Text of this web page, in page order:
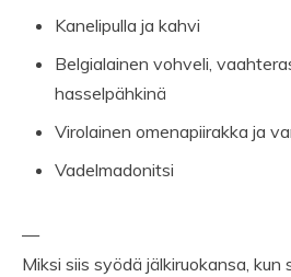
Kanelipulla ja kahvi
Belgialainen vohveli,
hasselpähkinä
Virolainen omenapiirakka ja
Vadelmadonitsi
—
Miksi siis syödä jälkiruokansa, kun